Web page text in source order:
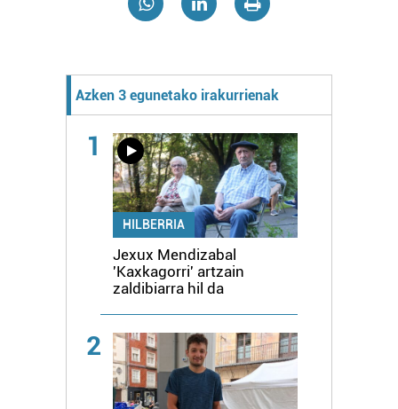
Azken 3 egunetako irakurrienak
1
HILBERRIA
Jexux Mendizabal
'Kaxkagorri' artzain
zaldibiarra hil da
2